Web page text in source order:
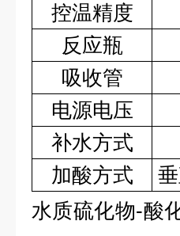
控温精度
反应瓶
吸收管
电源电压
补水方式
加酸方式
水质硫化物-酸